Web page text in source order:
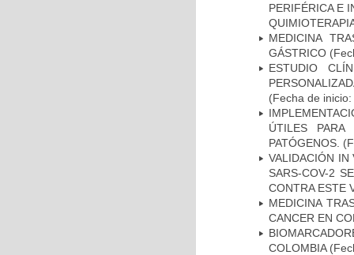
PERIFÉRICA E
MEDICINA
GÁSTRICO
ESTUDIO
(Fecha de
ÚTILES
PATÓGENOS.
VALIDACIÓN IN
SARS-COV-2
CONTRA ESTE
MEDICINA
CANCER EN
COLOMBIA